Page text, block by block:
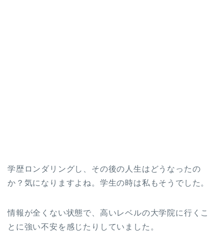
学歴ロンダリングし、その後の人生はどうなったの
か？気になりますよね。学生の時は私もそうでした。
情報が全くない状態で、高いレベルの大学院に行くこ
とに強い不安を感じたりしていました。